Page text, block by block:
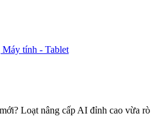
Máy tính - Tablet
Loạt nâng cấp AI đỉnh cao vừa rò